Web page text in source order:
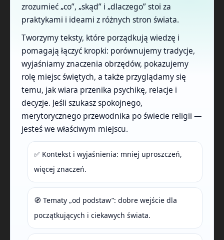
zrozumieć „co”, „skąd” i „dlaczego” stoi za
praktykami i ideami z różnych stron świata.
Tworzymy teksty, które porządkują wiedzę i
pomagają łączyć kropki: porównujemy tradycje,
wyjaśniamy znaczenia obrzędów, pokazujemy
rolę miejsc świętych, a także przyglądamy się
temu, jak wiara przenika psychikę, relacje i
decyzje. Jeśli szukasz spokojnego,
merytorycznego przewodnika po świecie religii —
jesteś we właściwym miejscu.
✅ Kontekst i wyjaśnienia: mniej uproszczeń,
więcej znaczeń.
🧭 Tematy „od podstaw”: dobre wejście dla
początkujących i ciekawych świata.